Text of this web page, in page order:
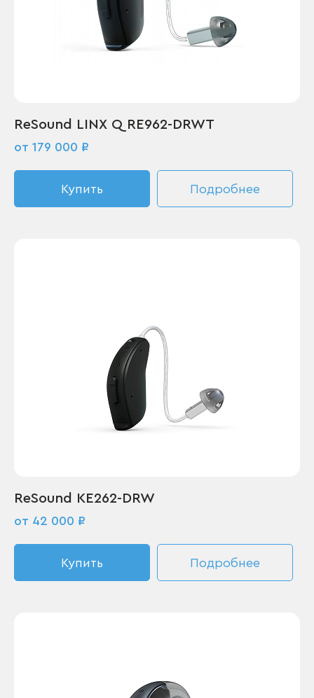
ReSound LINX Q RE962-DRWT
от 179 000 ₽
Купить Подробнее
ReSound KE262-DRW
от 42 000 ₽
Купить Подробнее